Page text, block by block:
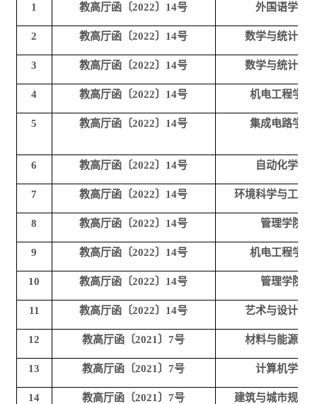
1 教高厅函〔2022〕14号 外国语学院
2 教高厅函〔2022〕14号 数学与统计学
3 教高厅函〔2022〕14号 数学与统计学
4 教高厅函〔2022〕14号 机电工程学院
5 教高厅函〔2022〕14号 集成电路学院
6 教高厅函〔2022〕14号 自动化学院
7 教高厅函〔2022〕14号 环境科学与工程
8 教高厅函〔2022〕14号 管理学院
9 教高厅函〔2022〕14号 机电工程学院
10 教高厅函〔2022〕14号 管理学院
11 教高厅函〔2022〕14号 艺术与设计学
12 教高厅函〔2021〕7号 材料与能源学
13 教高厅函〔2021〕7号 计算机学院
14 教高厅函〔2021〕7号 建筑与城市规划